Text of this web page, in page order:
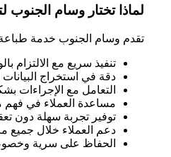
لماذا تختار وسام الجنوب
تقدم وسام الجنوب خدمة
تنفيذ سريع مع الالتزام
دقة في استخراج البيانات
التعامل مع الإجراءات
مساعدة العملاء في فهم
توفير تجربة سهلة دون
دعم العملاء خلال جميع
الحفاظ على سرية